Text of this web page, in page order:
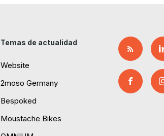
Temas de actualidad
Website
2moso Germany
Bespoked
Moustache Bikes